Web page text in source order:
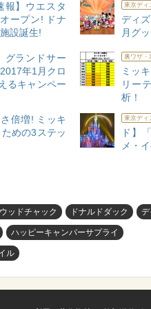
報】ウエスタ
ープン! ドナ
設誕生!
東京ディ
ディ
月グ
グランドサー
年1月クロ
るキャンペー
裏ワザ・
ミッ
リー
析！
さ倍増! ミッキ
めの3ステッ
東京ディ
ド】
メ・
ッドチャック ドナルドダック デ
ハッピーキャンパーサプライ
ル